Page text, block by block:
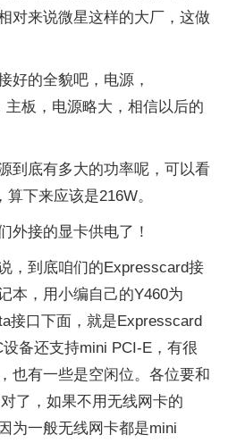
对来说微星这样的大厂，这做
的全貌吧，电源，
板，电源略大，相信以后的
底有多大的功率呢，可以看
下来应该是216W。
接的显卡供电了！
到底咱们的Expresscard接
本，用小编自己的Y460为
接口下面，就是Expresscard
备还支持mini PCI-E，有很
也有一些是空闲位。各位要和
了，如果不用无线网卡的
为一般无线网卡都是mini